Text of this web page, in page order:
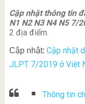
Cập nhật thông tin
N1 N2 N3 N4 N5 7/
2 địa điểm.
Cập nhật: Cập nhật
JLPT 7/2019 ở Việt
Thông tin